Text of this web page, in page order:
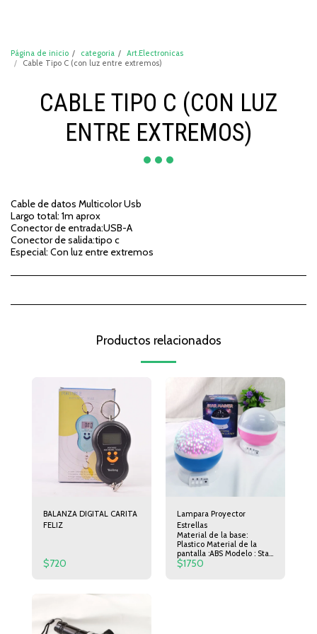
Página de inicio categoria
Art.Electronicas
Cable Tipo C (con luz entre extremos)
CABLE TIPO C (CON LUZ
ENTRE EXTREMOS)
Cable de datos Multicolor Usb
Largo total: 1m aprox
Conector de entrada:USB-A
Conector de salida:tipo c
Especial: Con luz entre extremos
Productos relacionados
BALANZA DIGITAL CARITA
FELIZ
$720
Lampara Proyector
Estrellas
Material de la base:
Plastico Material de la
pantalla :ABS Modelo : Star
master Diametro :11cm
$1750